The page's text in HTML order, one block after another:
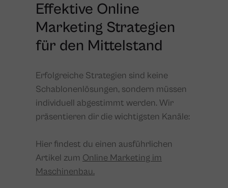
Effektive Online
Marketing Strategien
für den Mittelstand
Erfolgreiche Strategien sind keine
Schablonenlösungen, sondern müssen
individuell abgestimmt werden. Wir
präsentieren dir die wichtigsten Kanäle:
Hier findest du einen ausführlichen
Artikel zum Online Marketing im
Maschinenbau.